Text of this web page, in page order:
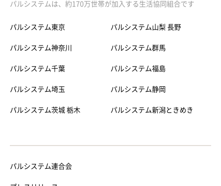
パルシステムは、約170万世帯が加入する生活協同組合です
パルシステム東京
パルシステム神奈川
パルシステム千葉
パルシステム埼玉
パルシステム茨城 栃木
パルシステム山梨 長野
パルシステム群馬
パルシステム福島
パルシステム静岡
パルシステム新潟ときめき
パルシステム連合会